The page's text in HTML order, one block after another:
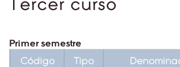
Tercer curso
Primer semestre
Código
Tipo